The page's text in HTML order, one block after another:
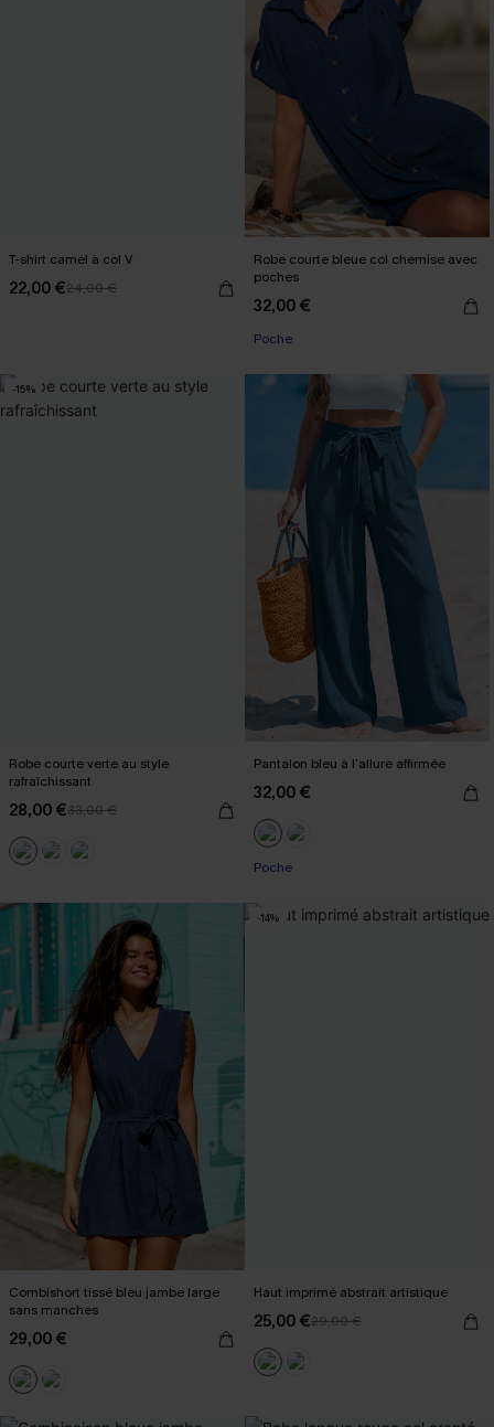
T-shirt camel à col V
22,00 €24,00 €
Robe courte bleue col chemise avec
poches
32,00 €
Poche
-15%
Robe courte verte au style
rafraîchissant
28,00 €33,00 €
Pantalon bleu à l’allure affirmée
32,00 €
Poche
Combishort tissé bleu jambe large
sans manches
29,00 €
-14%
Haut imprimé abstrait artistique
25,00 €29,00 €